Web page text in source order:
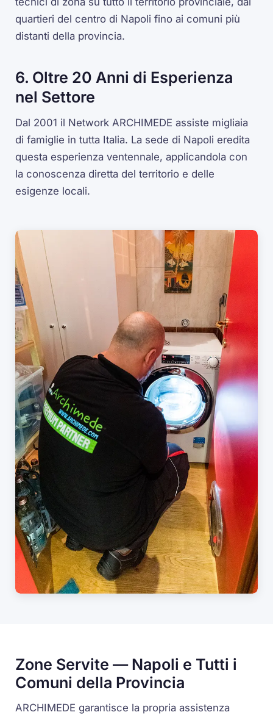
quartieri del centro di Napoli fino ai comuni più
distanti della provincia.
6. Oltre 20 Anni di Esperienza
nel Settore
Dal 2001 il Network ARCHIMEDE assiste migliaia
di famiglie in tutta Italia. La sede di Napoli eredita
questa esperienza ventennale, applicandola con
la conoscenza diretta del territorio e delle
esigenze locali.
Zone Servite — Napoli e Tutti i
Comuni della Provincia
ARCHIMEDE garantisce la propria assistenza